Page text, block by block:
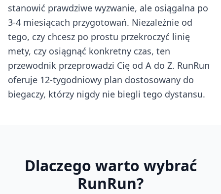
stanowić prawdziwe wyzwanie, ale osiągalna po
3-4 miesiącach przygotowań. Niezależnie od
tego, czy chcesz po prostu przekroczyć linię
mety, czy osiągnąć konkretny czas, ten
przewodnik przeprowadzi Cię od A do Z. RunRun
oferuje 12-tygodniowy plan dostosowany do
biegaczy, którzy nigdy nie biegli tego dystansu.
Dlaczego warto wybrać
RunRun?